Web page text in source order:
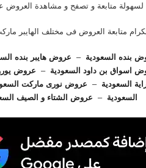
متابعة و تصفح و مشاهدة العروض
متابعة العروض فى مختلف الهايبر
بنده السعودية – عروض هايبر بنده
اسواق بن داود السعودية – عروض
السعودية – عروض نورى ماركت
السعودية – عروض الشتاء و الصيف